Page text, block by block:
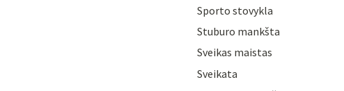
Sporto stovykla
Stuburo mankšta
Sveikas maistas
Sveikata